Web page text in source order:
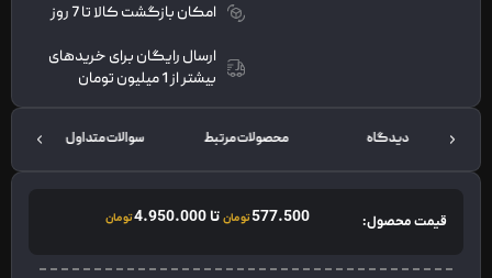
امکان بازگشت کالا تا 7 روز
ارسال رایگان برای خریدهای
بیشتر از 1 میلیون تومان
دیدگاه محصولات مرتبط سوالات متداول
قیمت محصول: 577.500تومانتا4.950.000تومان